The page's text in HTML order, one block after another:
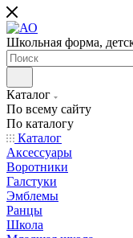
Школьная форма,
Каталог
По всему сайту
По каталогу
Каталог
Аксессуары
Воротники
Галстуки
Эмблемы
Ранцы
Школа